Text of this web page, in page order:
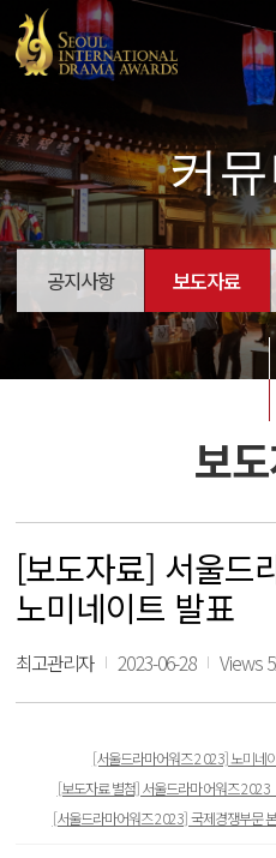
커
공지사항 보도자료
보
[보도자료] 서울드
노미네이트 발표
최고관리자 2023-06-28 Views
[서울드라마어워즈 2023] 노미네
[보도자료 별첨] 서울드라마어워즈
[서울드라마어워즈 2023] 국제경쟁부문